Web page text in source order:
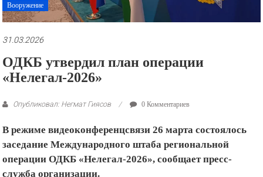
Вооружение
31.03.2026
ОДКБ утвердил план операции
«Нелегал-2026»
Опубликовал: Негмат Гиясов 0 Комментариев
В режиме видеоконференцсвязи 26 марта состоялось
заседание Международного штаба региональной
операции ОДКБ «Нелегал-2026», сообщает пресс-
служба организации.